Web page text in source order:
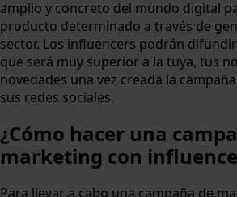
amplio y concreto del mundo digital
producto determinado a través de
sector. Los influencers podrán
que será muy superior a la tuya, tus
novedades una vez creada la
sus redes sociales.
¿Cómo hacer una
marketing con
Para llevar a cabo una campaña de